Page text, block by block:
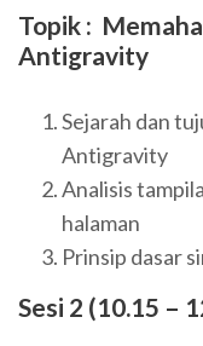
Topik :
Antigravity
Sejarah dan
Antigravity
Analisis
halaman
Prinsip dasar
Sesi 2 (10.15 –